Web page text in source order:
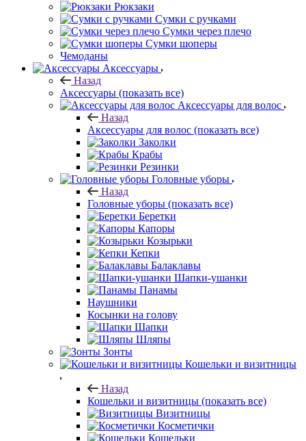
Рюкзаки
Сумки с ручками
Сумки через плечо
Сумки шоперы
Чемоданы
Аксессуары
Назад
Аксессуары (показать все)
Аксессуары для волос
Назад
Аксессуары для волос (показать все)
Заколки
Крабы
Резинки
Головные уборы
Назад
Головные уборы (показать все)
Беретки
Капоры
Козырьки
Кепки
Балаклавы
Шапки-ушанки
Панамы
Наушники
Косынки на голову
Шапки
Шляпы
Зонты
Кошельки и визитницы
Назад
Кошельки и визитницы (показать все)
Визитницы
Косметички
Кошельки